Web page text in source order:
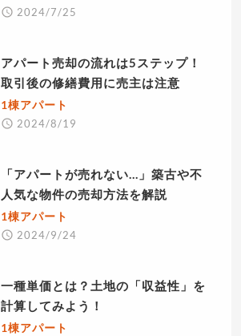
2024/7/25
アパート売却の流れは5ステップ！
取引後の修繕費用に売主は注意
1棟アパート
2024/8/19
「アパートが売れない…」築古や不
人気な物件の売却方法を解説
1棟アパート
2024/9/24
一種単価とは？土地の「収益性」を
計算してみよう！
1棟アパート